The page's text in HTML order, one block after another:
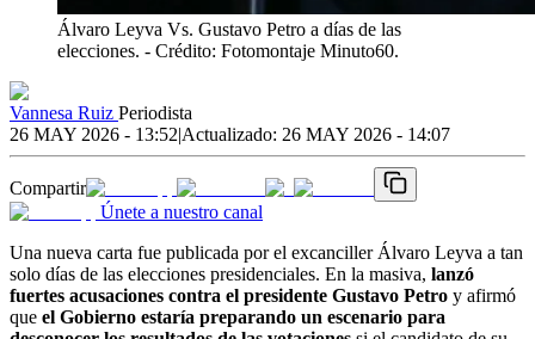
Álvaro Leyva Vs. Gustavo Petro a días de las
elecciones. - Crédito: Fotomontaje Minuto60.
Vannesa Ruiz Periodista
26 MAY 2026 - 13:52|Actualizado: 26 MAY 2026 - 14:07
Compartir
Únete a nuestro canal
Una nueva carta fue publicada por el excanciller Álvaro Leyva a tan
solo días de las elecciones presidenciales. En la masiva, lanzó
fuertes acusaciones contra el presidente Gustavo Petro y afirmó
que el Gobierno estaría preparando un escenario para